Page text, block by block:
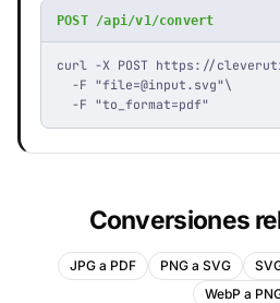
POST /api/v1/convert
curl -X POST https://
  -F "
file=@input.svg"\
  -F "to_format=pdf"
Conversiones
JPG a PDF PNG a SVG
WebP a